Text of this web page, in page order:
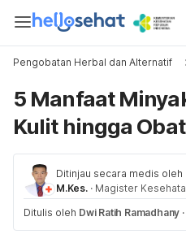
Pengobatan Herbal dan Alternatif
5 Manfaat
Kulit hingga
Ditinjau secara medis oleh
M.Kes. · Magister
Ditulis oleh Dwi Ratih Ramadhany ·